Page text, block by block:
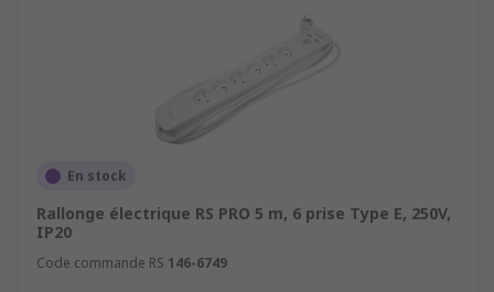
En stock
Rallonge électrique RS PRO 5 m, 6 prise Type E, 250V,
IP20
Code commande RS 146-6749